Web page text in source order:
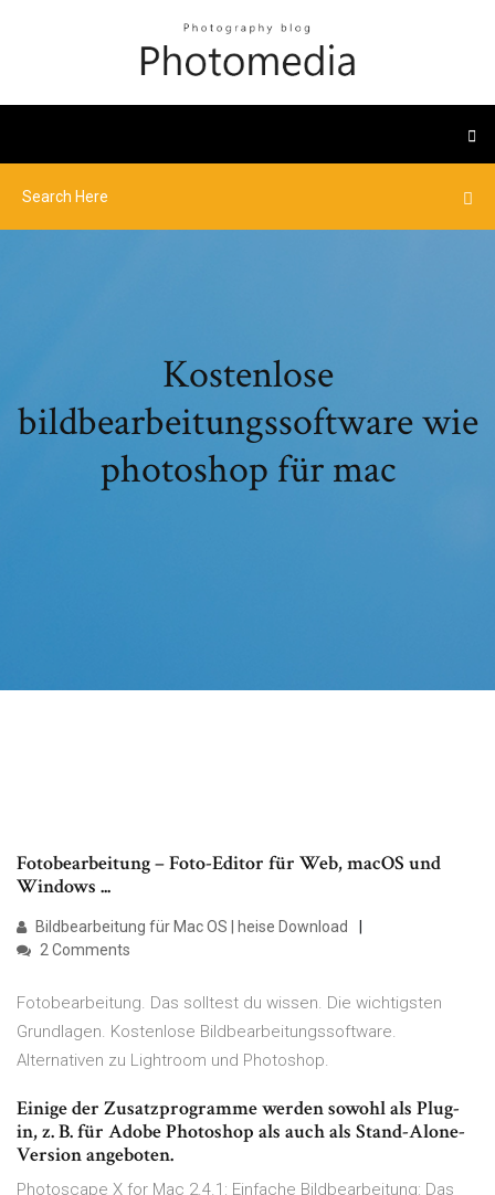
Kostenlose
bildbearbeitungssoftware wie
photoshop für mac
Fotobearbeitung – Foto-Editor für Web, macOS und
Windows ...
Bildbearbeitung für Mac OS | heise Download
2 Comments
Fotobearbeitung. Das solltest du wissen. Die wichtigsten
Grundlagen. Kostenlose Bildbearbeitungssoftware.
Alternativen zu Lightroom und Photoshop.
Einige der Zusatzprogramme werden sowohl als Plug-
in, z. B. für Adobe Photoshop als auch als Stand-Alone-
Version angeboten.
Photoscape X for Mac 2.4.1: Einfache Bildbearbeitung: Das